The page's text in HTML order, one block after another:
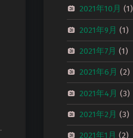
2021年10月 (1)
2021年9月 (1)
2021年7月 (1)
2021年6月 (2)
2021年4月 (3)
2021年2月 (3)
2021年1月 (2)